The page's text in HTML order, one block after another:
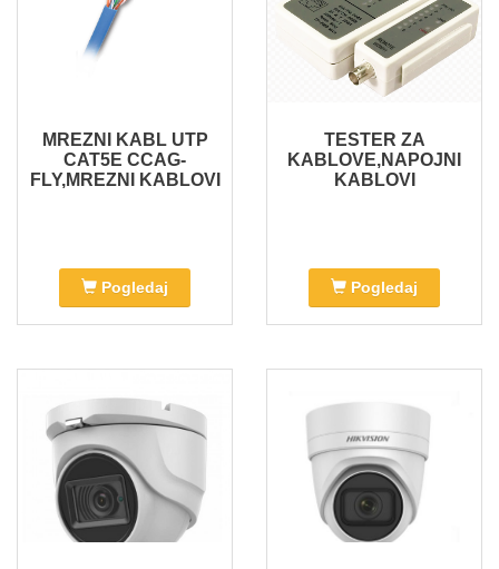
MREZNI KABL UTP
CAT5E CCAG-
FLY,MREZNI KABLOVI
Pogledaj
TESTER ZA
KABLOVE,NAPOJNI
KABLOVI
Pogledaj